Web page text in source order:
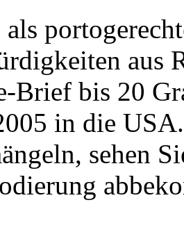
aus
Brief bis 20
in die
sehen